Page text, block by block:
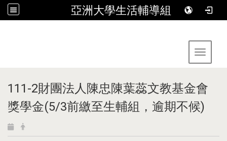
亞洲大學生活輔導組
Toggle
111-2財團法人陳忠陳葉蕊文教基金會
獎學金(5/3前繳至生輔組，逾期不候)